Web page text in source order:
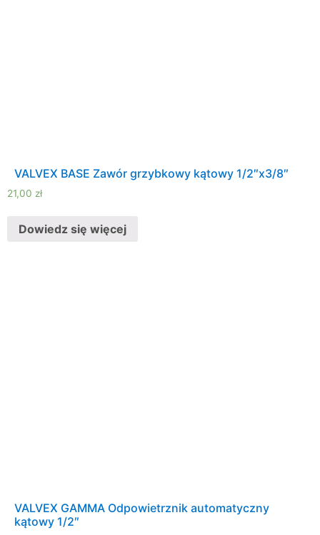
VALVEX BASE Zawór grzybkowy kątowy 1/2″x3/8″
21,00 zł
Dowiedz się więcej
VALVEX GAMMA Odpowietrznik automatyczny
kątowy 1/2″